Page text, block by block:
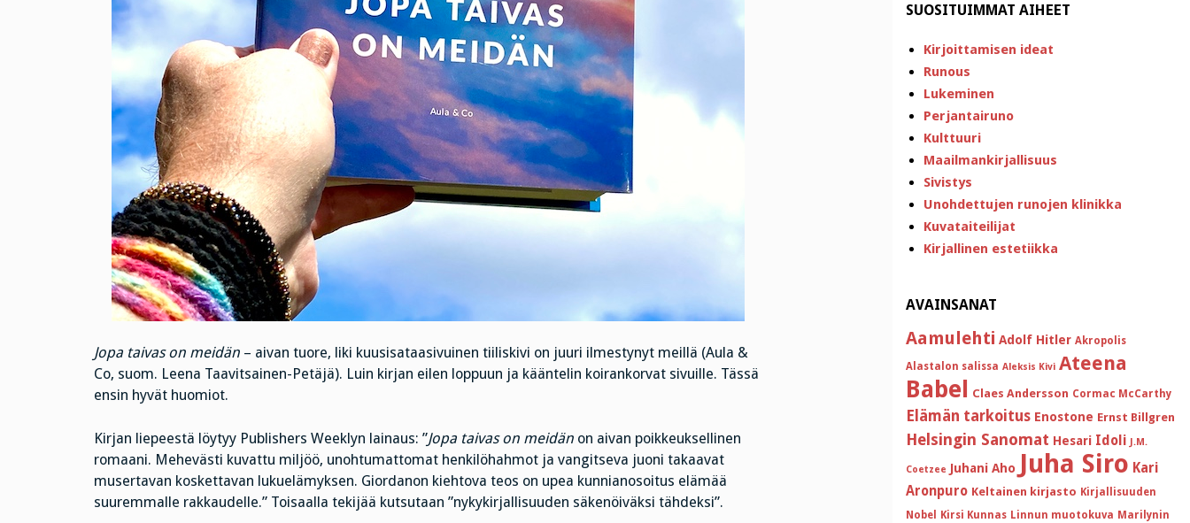
Jopa taivas on meidän– aivan tuore, liki kuusisataasivuinen tiiliskivi on juuri ilmestynyt meillä (Aula &
Co, suom. Leena Taavitsainen-Petäjä). Luin kirjan eilen loppuun ja kääntelin koirankorvat sivuille. Tässä
ensin hyvät huomiot.
Kirjan liepeestä löytyy Publishers Weeklyn lainaus: ”Jopa taivas on meidänon aivan poikkeuksellinen
romaani. Mehevästi kuvattu miljöö, unohtumattomat henkilöhahmot ja vangitseva juoni takaavat
musertavan koskettavan lukuelämyksen. Giordanon kiehtova teos on upea kunnianosoitus elämää
suuremmalle rakkaudelle.” Toisaalla tekijää kutsutaan ”nykykirjallisuuden säkenöiväksi tähdeksi”.
SUOSITUIMMAT AIHEET
Kirjoittamisen ideat
Runous
Lukeminen
Perjantairuno
Kulttuuri
Maailmankirjallisuus
Sivistys
Unohdettujen runojen klinikka
Kuvataiteilijat
Kirjallinen estetiikka
AVAINSANAT
Aamulehti Adolf Hitler Akropolis
Alastalon salissa Aleksis Kivi Ateena
Babel Claes Andersson Cormac McCarthy
Elämän tarkoitus Enostone Ernst Billgren
Helsingin Sanomat Hesari Idoli J.M.
Coetzee Juhani Aho Juha Siro Kari
Aronpuro Keltainen kirjasto Kirjallisuuden
Nobel
Kirsi Kunnas Linnun muotokuva Marilynin